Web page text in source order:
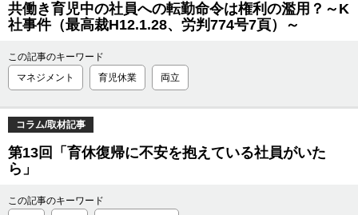
共働き育児中の社員への転勤命令は権利の濫用？～K
社事件（最高裁H12.1.28、労判774号7頁）～
この記事のキーワード
マネジメント
育児休業 両立
コラム/取材記事
第13回「育休復帰に不安を抱えている社員がいた
ら」
この記事のキーワード